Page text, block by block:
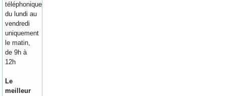
téléphonique
du lundi au
vendredi
uniquement
le matin,
de 9h à
12h
Le
meilleur